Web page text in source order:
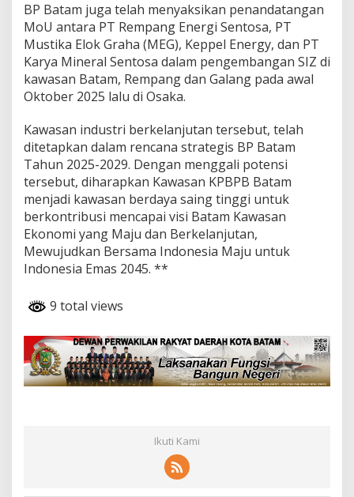
BP Batam juga telah menyaksikan penandatangan
MoU antara PT Rempang Energi Sentosa, PT
Mustika Elok Graha (MEG), Keppel Energy, dan PT
Karya Mineral Sentosa dalam pengembangan SIZ di
kawasan Batam, Rempang dan Galang pada awal
Oktober 2025 lalu di Osaka.
Kawasan industri berkelanjutan tersebut, telah
ditetapkan dalam rencana strategis BP Batam
Tahun 2025-2029. Dengan menggali potensi
tersebut, diharapkan Kawasan KPBPB Batam
menjadi kawasan berdaya saing tinggi untuk
berkontribusi mencapai visi Batam Kawasan
Ekonomi yang Maju dan Berkelanjutan,
Mewujudkan Bersama Indonesia Maju untuk
Indonesia Emas 2045. **
9 total views
Ikuti Kami